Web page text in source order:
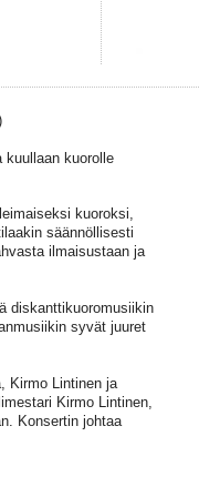
kuorolle
kuoroksi,
säännöllisesti
ilmaisustaan ja
diskanttikuoromusiikin
syvät juuret
Kirmo Lintinen ja
Kirmo Lintinen,
Konsertin johtaa